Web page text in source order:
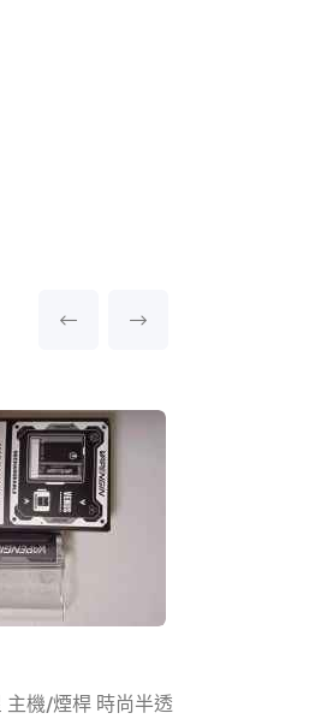
主機/煙桿 時尚半透